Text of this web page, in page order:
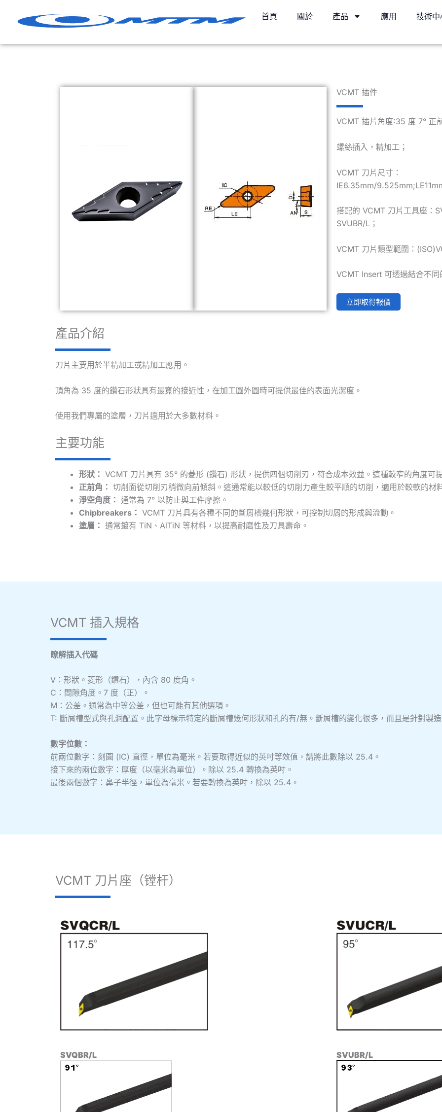
容
首頁 關於 產品 應用 技術中
VCMT 插件
VCMT 插片角度:35 度 7° 正
螺絲插入，精加工；
VCMT 刀片尺寸：
IE6.35mm/
搭配的 VCMT 刀片工具座：
SVUBR/L；
VCMT 刀片類型範圍：
VCMT Insert 可透過結合不同
立即取得報價
產品介紹
刀片主要用於半精加工或精加工應用。
頂角為 35 度的鑽石形狀具有最寬的接近性，在加工圓外圓時可提供最佳的表面光潔度。
使用我們專屬的塗層，刀片適用於大多數材料。
主要功能
形狀： VCMT 刀片具有 35° 的菱形 (鑽石) 形狀，提供四個切削刃，符合成本效益。這種較窄的角度可
正前角： 切削面從切削刃稍微向前傾斜。這通常能以較低的切削力產生較平順的切削，適用於較軟的材
淨空角度： 通常為 7° 以防止與工件摩擦。
Chipbreakers： VCMT 刀片具有各種不同的斷屑槽幾何形狀，可控制切屑的形成與流動。
塗層： 通常鍍有 TiN、AlTiN 等材料，以提高耐磨性及刀具壽命。
VCMT 插入規格
瞭解插入代碼
V：形狀。菱形（鑽石），內含 80 度角。
C：間隙角度。7 度（正）。
M：公差。通常為中等公差，但也可能有其他選項。
T: 斷屑槽型式與孔洞配置。此字母標示特定的斷屑槽幾何形狀和孔的有/無。斷屑槽的變化很多，而且是針對製造
數字位數：
前兩位數字：刻圓 (IC) 直徑，單位為毫米。若要取得近似的英吋等效值，請將此數除以 25.4。
接下來的兩位數字：厚度（以毫米為單位）。除以 25.4 轉換為英吋。
最後兩個數字：鼻子半徑，單位為毫米。若要轉換為英吋，除以 25.4。
VCMT 刀片座（镗杆）
SVQBR/L SVUBR/L